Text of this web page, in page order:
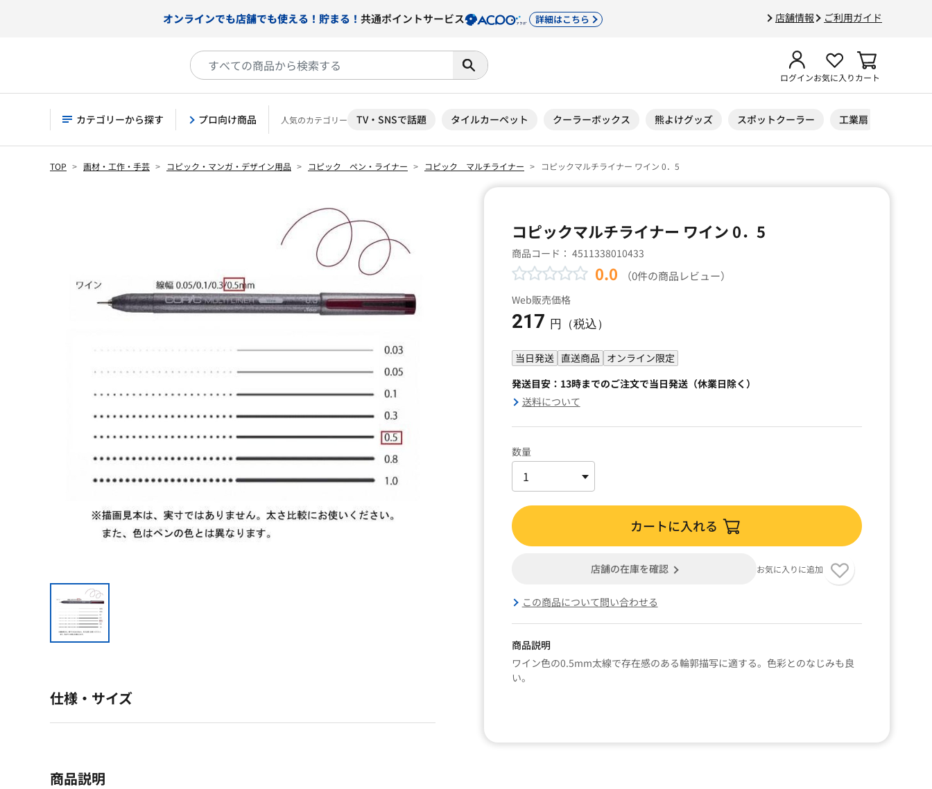
店舗情報 ご利用ガイド
オンラインでも店舗でも使える！貯まる！ 共通ポイントサービス 詳細はこちら
ログインお気に入りカート
カテゴリーから探す プロ向け商品 人気のカテゴリー TV・SNSで話題 タイルカーペット クーラーボックス 熊よけグッズ スポットクーラー 工業扇
TOP 画材・工作・手芸 コピック・マンガ・デザイン用品 コピック ペン・ライナー コピック マルチライナー コピックマルチライナー ワイン 0．5
コピックマルチライナー ワイン 0．5
商品コード： 4511338010433
0.0 （0件の商品レビュー）
Web販売価格
217 円（税込）
当日発送 直送商品 オンライン限定
発送目安：13時までのご注文で当日発送（休業日除く）
送料について
数量
カートに入れる
店舗の在庫を確認 お気に入りに追加
この商品について問い合わせる
商品説明
ワイン色の0.5mm太線で存在感のある輪郭描写に適する。色彩とのなじみも良
い。
仕様・サイズ
商品説明